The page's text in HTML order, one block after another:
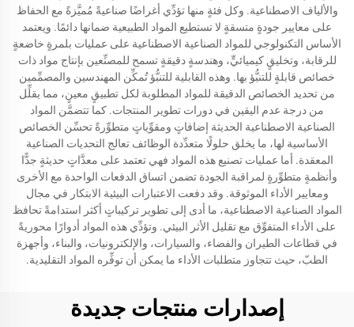
والألياف الاصطناعية. وكل فئةٍ منها تؤدِّي أغراضًا صناعيةً مُميَّزةً مع الحفاظ
على معايير جودةٍ متسقةٍ لا تستطيع المواد الطبيعية ضمانها دائمًا. ويعتمد
الأساس التكنولوجي للمواد الصناعية الاصطناعية على عمليات بلمرةٍ خاضعةٍ
للرقابة، وتخليقٍ كيميائيٍّ، وهندسةٍ دقيقةٍ تسمح للمصنِّعين بإنتاج مواد ذات
خصائص قابلةٍ للتنبُّؤ بها. وهذه القابلية للتنبُّؤ تُمكِّن المهندسين والمصمِّمين
من تحديد الخصائص الدقيقة للمواد المطلوبة لكل تطبيقٍ معينٍ، مما يقلِّل
من درجة عدم اليقين في دورات تطوير المنتجات. كما تتضمَّن المواد
الصناعية الاصطناعية الحديثة إضافاتٍ ومقوِّياتٍ متطوِّرةً تحسِّن الخصائص
الأساسية لها، ما يخلق حلولًا متعدِّدة الوظائف تعالج التحديات الصناعية
المعقدة. أما عمليات تصنيع هذه المواد فهي تعتمد على معدَّاتٍ حديثةٍ جدًّا
وأنظمةٍ متطوِّرةٍ لمراقبة الجودة تضمن اتساق الدفعات الواحدة مع الأخرى
ومعايير الأداء الموثوقة. وقد دفعت الاعتبارات البيئية الابتكار في مجال
المواد الصناعية الاصطناعية، ما أدى إلى تطوير تركيباتٍ أكثر استدامةً تحافظ
على الأداء المتفوِّق مع تقليل الأثر البيئي. وتؤدِّي هذه المواد أدوارًا محوريةً
في قطاعات الطيران والفضاء، والسيارات، والإلكترونيات، والبناء، وأجهزة
الطبّ، حيث تتجاوز متطلبات الأداء ما يمكن أن توفِّره المواد التقليدية.
إصدارات منتجات جديدة